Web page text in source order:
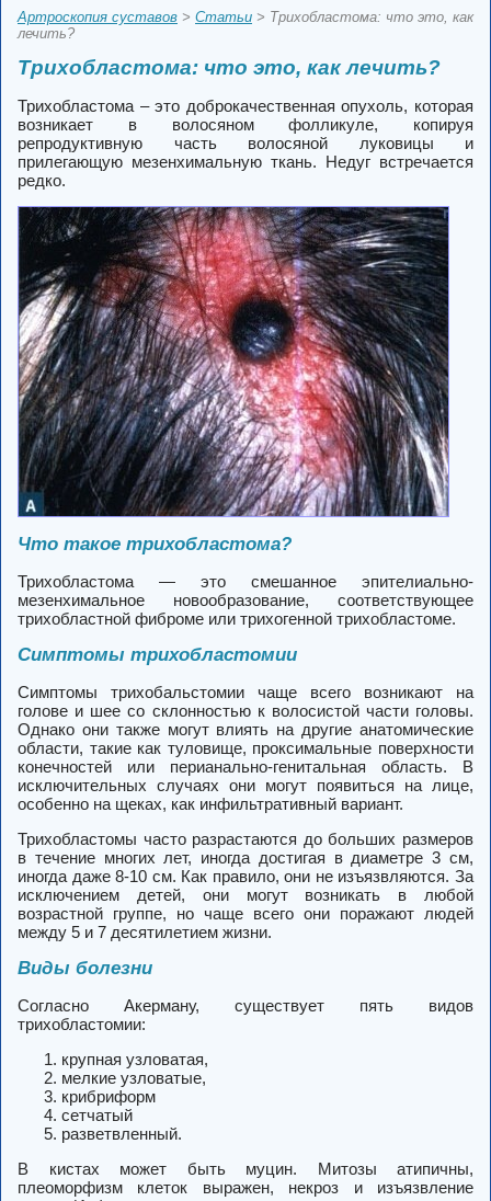
Артроскопия суставов > Статьи > Трихобластома: что это, как
лечить?
Трихобластома: что это, как лечить?
Трихобластома – это доброкачественная опухоль, которая
возникает в волосяном фолликуле, копируя
репродуктивную часть волосяной луковицы и
прилегающую мезенхимальную ткань. Недуг встречается
редко.
Что такое трихобластома?
Трихобластома — это смешанное эпителиально-
мезенхимальное новообразование, соответствующее
трихобластной фиброме или трихогенной трихобластоме.
Симптомы трихобластомии
Симптомы трихобальстомии чаще всего возникают на
голове и шее со склонностью к волосистой части головы.
Однако они также могут влиять на другие анатомические
области, такие как туловище, проксимальные поверхности
конечностей или перианально-генитальная область. В
исключительных случаях они могут появиться на лице,
особенно на щеках, как инфильтративный вариант.
Трихобластомы часто разрастаются до больших размеров
в течение многих лет, иногда достигая в диаметре 3 см,
иногда даже 8-10 см. Как правило, они не изъязвляются. За
исключением детей, они могут возникать в любой
возрастной группе, но чаще всего они поражают людей
между 5 и 7 десятилетием жизни.
Виды болезни
Согласно Акерману, существует пять видов
трихобластомии:
крупная узловатая,
мелкие узловатые,
крибриформ
сетчатый
разветвленный.
В кистах может быть муцин. Митозы атипичны,
плеоморфизм клеток выражен, некроз и изъязвление